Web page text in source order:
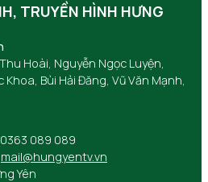
TRUYỀN HÌNH HƯNG
Hoài, Nguyễn Ngọc Luyện,
Bùi Hải Đăng, Vũ Văn Mạnh,
089 089
mail@hungyentv.vn
Yên